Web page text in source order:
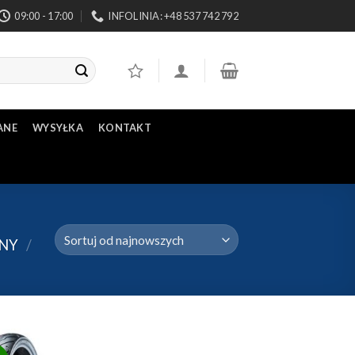
09:00 - 17:00 INFOLINIA: +48 537 742 792
WYSYŁKA KONTAKT
/